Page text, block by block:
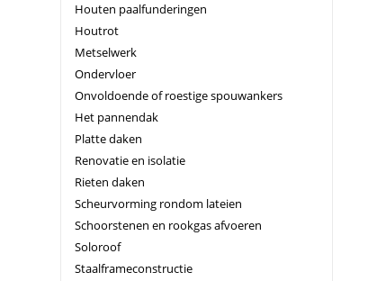
Houten paalfunderingen
Houtrot
Metselwerk
Ondervloer
Onvoldoende of roestige spouwankers
Het pannendak
Platte daken
Renovatie en isolatie
Rieten daken
Scheurvorming rondom lateien
Schoorstenen en rookgas afvoeren
Soloroof
Staalframeconstructie